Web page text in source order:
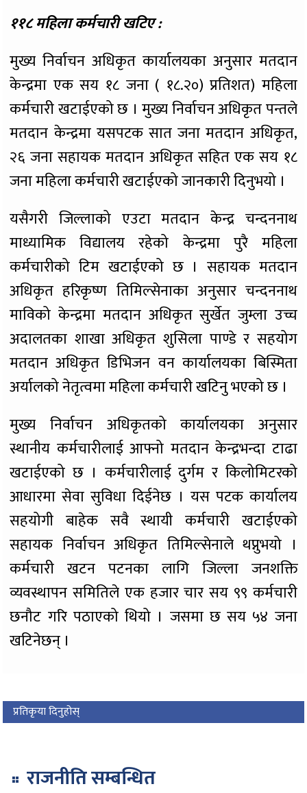
११८ महिला कर्मचारी खटिए :
मुख्य निर्वाचन अधिकृत कार्यालयका अनुसार मतदान
केन्द्रमा एक सय १८ जना ( १८.२०) प्रतिशत) महिला
कर्मचारी खटाईएको छ । मुख्य निर्वाचन अधिकृत पन्तले
मतदान केन्द्रमा यसपटक सात जना मतदान अधिकृत,
२६ जना सहायक मतदान अधिकृत सहित एक सय १८
जना महिला कर्मचारी खटाईएको जानकारी दिनुभयो ।
यसैगरी जिल्लाको एउटा मतदान केन्द्र चन्दननाथ
माध्यामिक विद्यालय रहेको केन्द्रमा पुरै महिला
कर्मचारीको टिम खटाईएको छ । सहायक मतदान
अधिकृत हरिकृष्ण तिमिल्सेनाका अनुसार चन्दननाथ
माविको केन्द्रमा मतदान अधिकृत सुर्खेत जुम्ला उच्च
अदालतका शाखा अधिकृत शुसिला पाण्डे र सहयोग
मतदान अधिकृत डिभिजन वन कार्यालयका बिस्मिता
अर्यालको नेतृत्वमा महिला कर्मचारी खटिनु भएको छ ।
मुख्य निर्वाचन अधिकृतको कार्यालयका अनुसार
स्थानीय कर्मचारीलाई आफ्नो मतदान केन्द्रभन्दा टाढा
खटाईएको छ । कर्मचारीलाई दुर्गम र किलोमिटरको
आधारमा सेवा सुविधा दिईनेछ । यस पटक कार्यालय
सहयोगी बाहेक सवै स्थायी कर्मचारी खटाईएको
सहायक निर्वाचन अधिकृत तिमिल्सेनाले थप्नुभयो ।
कर्मचारी खटन पटनका लागि जिल्ला जनशक्ति
व्यवस्थापन समितिले एक हजार चार सय ९९ कर्मचारी
छनौट गरि पठाएको थियो । जसमा छ सय ५४ जना
खटिनेछन् ।
प्रतिकृया दिनुहोस्
राजनीति सम्बन्धित